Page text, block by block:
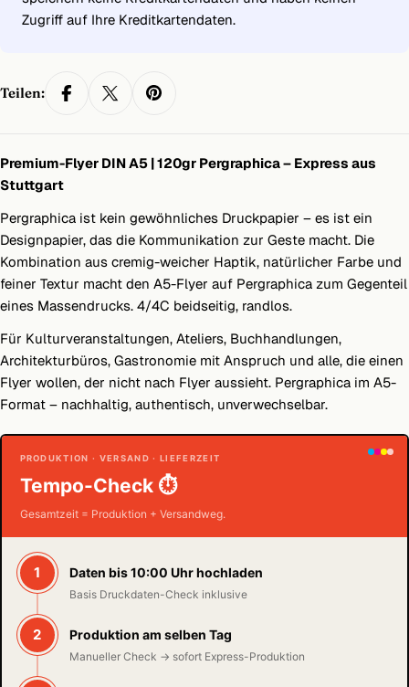
Zugriff auf Ihre Kreditkartendaten.
Teilen:
Premium-Flyer DIN A5 | 120gr Pergraphica – Express aus
Stuttgart
Pergraphica ist kein gewöhnliches Druckpapier – es ist ein
Designpapier, das die Kommunikation zur Geste macht. Die
Kombination aus cremig-weicher Haptik, natürlicher Farbe und
feiner Textur macht den A5-Flyer auf Pergraphica zum Gegenteil
eines Massendrucks. 4/4C beidseitig, randlos.
Für Kulturveranstaltungen, Ateliers, Buchhandlungen,
Architekturbüros, Gastronomie mit Anspruch und alle, die einen
Flyer wollen, der nicht nach Flyer aussieht. Pergraphica im A5-
Format – nachhaltig, authentisch, unverwechselbar.
PRODUKTION · VERSAND · LIEFERZEIT
Tempo-Check ⏱
Gesamtzeit = Produktion + Versandweg.
1 Daten bis 10:00 Uhr hochladen
Basis Druckdaten-Check inklusive
2 Produktion am selben Tag
Manueller Check → sofort Express-Produktion